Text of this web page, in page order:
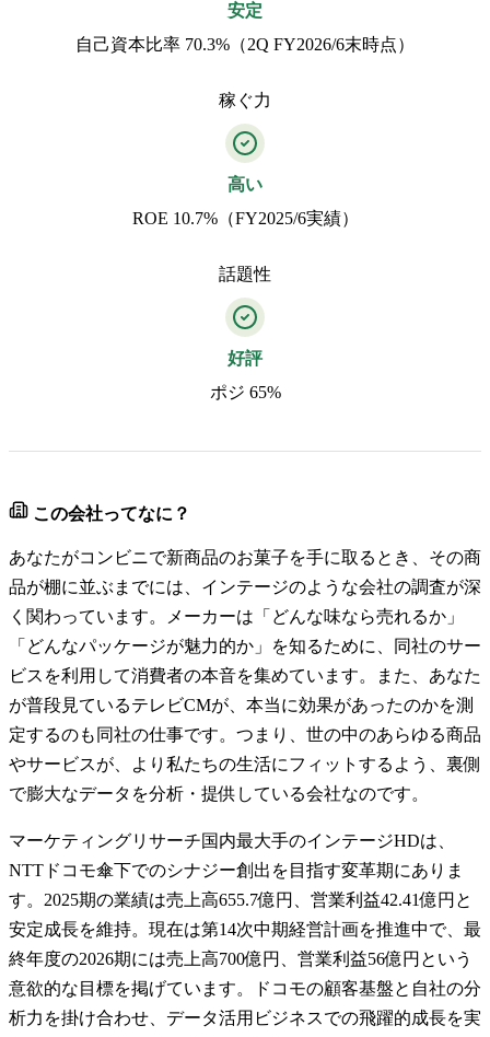
安定
自己資本比率 70.3%（2Q FY2026/6末時点）
稼ぐ力
高い
ROE 10.7%（FY2025/6実績）
話題性
好評
ポジ 65%
この会社ってなに？
あなたがコンビニで新商品のお菓子を手に取るとき、その商
品が棚に並ぶまでには、インテージのような会社の調査が深
く関わっています。メーカーは「どんな味なら売れるか」
「どんなパッケージが魅力的か」を知るために、同社のサー
ビスを利用して消費者の本音を集めています。また、あなた
が普段見ているテレビCMが、本当に効果があったのかを測
定するのも同社の仕事です。つまり、世の中のあらゆる商品
やサービスが、より私たちの生活にフィットするよう、裏側
で膨大なデータを分析・提供している会社なのです。
マーケティングリサーチ国内最大手のインテージHDは、
NTTドコモ傘下でのシナジー創出を目指す変革期にありま
す。2025期の業績は売上高655.7億円、営業利益42.41億円と
安定成長を維持。現在は第14次中期経営計画を推進中で、最
終年度の2026期には売上高700億円、営業利益56億円という
意欲的な目標を掲げています。ドコモの顧客基盤と自社の分
析力を掛け合わせ、データ活用ビジネスでの飛躍的成長を実